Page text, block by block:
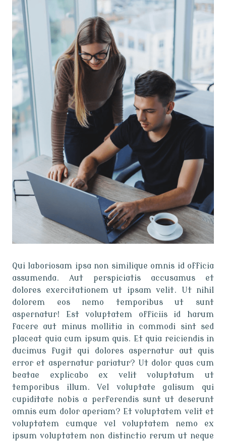
Qui laboriosam ipsa non similique omnis id officia
assumenda. Aut perspiciatis accusamus et
dolores exercitationem ut ipsam velit. Ut nihil
dolorem eos nemo temporibus ut sunt
aspernatur! Est voluptatem officiis id harum
facere aut minus mollitia in commodi sint sed
placeat quia cum ipsum quis. Et quia reiciendis in
ducimus fugit qui dolores aspernatur aut quis
error et aspernatur pariatur? Ut dolor quas cum
beatae explicabo ex velit voluptatum ut
temporibus illum. Vel voluptate galisum qui
cupiditate nobis a perferendis sunt ut deserunt
omnis eum dolor aperiam? Et voluptatem velit et
voluptatem cumque vel voluptatem nemo ex
ipsum voluptatem non distinctio rerum ut neque